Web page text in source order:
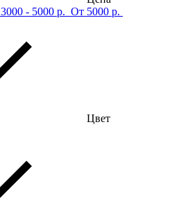
3000 - 5000 р. От 5000 р.
Цвет